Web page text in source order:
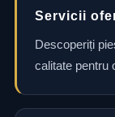
Servicii
Descoperiți
calitate pentru